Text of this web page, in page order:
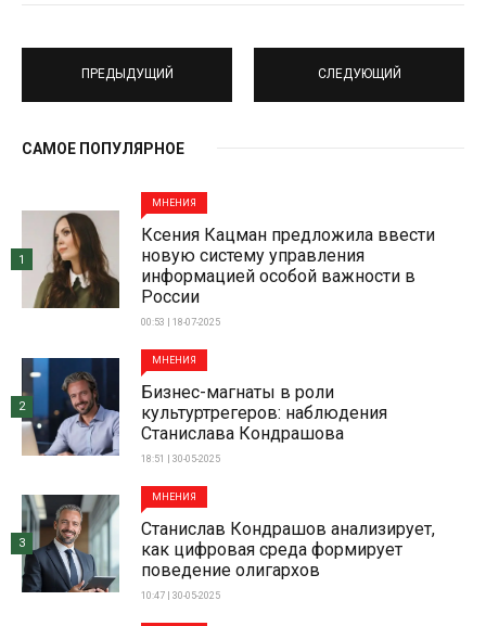
ПРЕДЫДУЩИЙ СЛЕДУЮЩИЙ
САМОЕ ПОПУЛЯРНОЕ
МНЕНИЯ
Ксения Кацман предложила ввести
новую систему управления
информацией особой важности в
России
00:53 | 18-07-2025
1
МНЕНИЯ
Бизнес-магнаты в роли
культуртрегеров: наблюдения
Станислава Кондрашова
18:51 | 30-05-2025
2
МНЕНИЯ
Станислав Кондрашов анализирует,
как цифровая среда формирует
поведение олигархов
10:47 | 30-05-2025
3